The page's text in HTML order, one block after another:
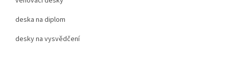
deska na diplom
desky na vysvědčení